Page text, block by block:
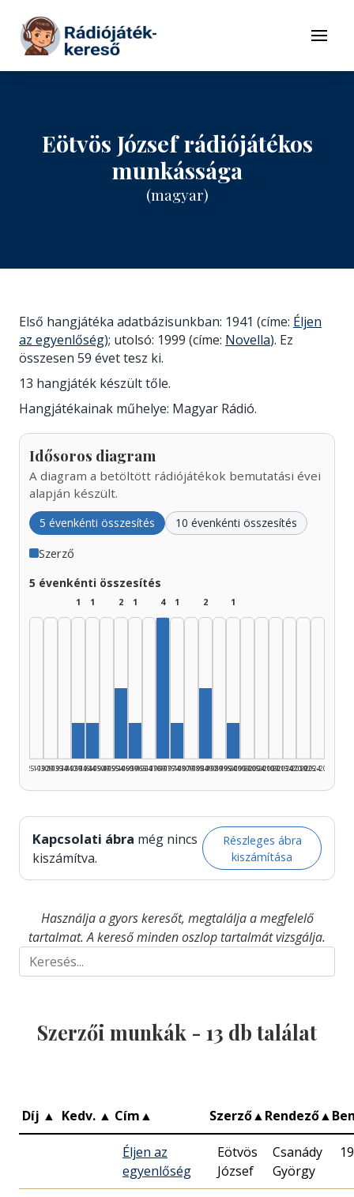
Tovább a tartalomhoz
Menü
Eötvös József rádiójátékos
munkássága
(magyar)
Első hangjátéka adatbázisunkban: 1941 (címe: Éljen
az egyenlőség); utolsó: 1999 (címe: Novella). Ez
összesen 59 évet tesz ki.
13 hangjáték készült tőle.
Hangjátékainak műhelye: Magyar Rádió.
Idősoros diagram
A diagram a betöltött rádiójátékok bemutatási évei
alapján készült.
5 évenkénti összesítés 10 évenkénti összesítés
Szerző
5 évenkénti összesítés
1925–1929
1930–1934
1935–1939
1
1940–1944
1
1945–1949
1950–1954
2
1955–1959
1
1960–1964
1965–1969
4
1970–1974
1
1975–1979
1980–1984
2
1985–1989
1990–1994
1
1995–1999
2000–2004
2005–2009
2010–2014
2015–2019
2020–2024
2025–2026
Kapcsolati ábra még nincs
kiszámítva.
Részleges ábra
kiszámítása
Használja a gyors keresőt, megtalálja a megfelelő
tartalmat. A kereső minden oszlop tartalmát vizsgálja.
Szerzői munkák - 13 db találat
Díj ▲ Kedv. ▲ Cím▲ Szerző▲Rendező▲
Éljen az
egyenlőség
Eötvös
József
Csanády
György